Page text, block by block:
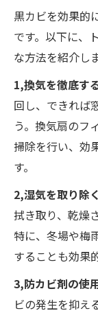
黒カビを効果的
です。以下に、
な方法を紹介し
1,換気を徹底す
回し、できれば
う。換気扇のフ
掃除を行い、効
す。
2,湿気を取り除
拭き取り、乾燥
特に、冬場や梅
することも効果
3,防カビ剤の使
ビの発生を抑え